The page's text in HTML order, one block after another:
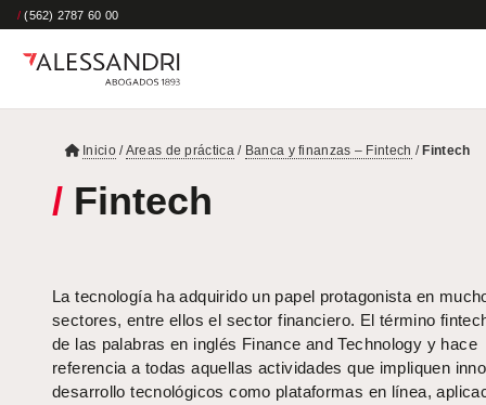
/ (562) 2787 60 00
Inicio/Areas de práctica/ Banca y finanzas – Fintech / Fintech
/ Fintech
La tecnología ha adquirido un papel protagonista en
sectores, entre ellos el sector financiero. El término
de las palabras en inglés Finance and Technology y hace
referencia a todas aquellas actividades que impliquen
desarrollo tecnológicos como plataformas en línea,